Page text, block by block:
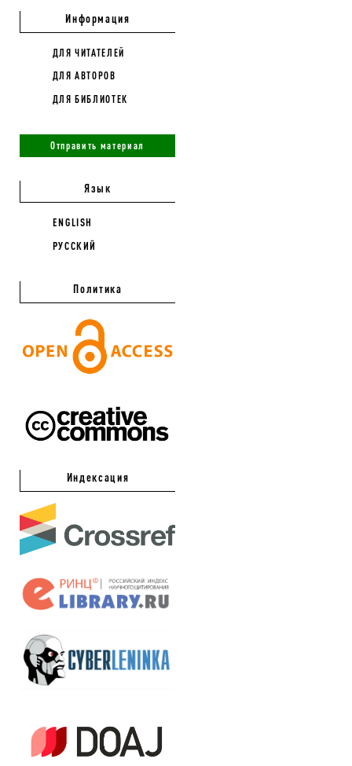
Информация
ДЛЯ ЧИТАТЕЛЕЙ
ДЛЯ АВТОРОВ
ДЛЯ БИБЛИОТЕК
Отправить материал
Язык
ENGLISH
РУССКИЙ
Политика
Индексация